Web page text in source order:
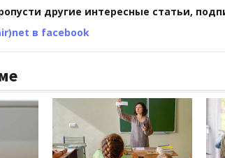
другие интересные статьи,
в facebook